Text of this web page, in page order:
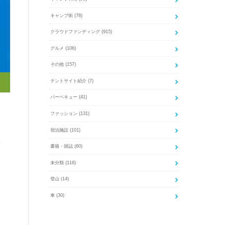
キャンプ術 (78)
クラウドファンディング (915)
グルメ (106)
その他 (157)
テントサイト紹介 (7)
バーベキュー (41)
ファッション (131)
宿泊施設 (101)
書籍・雑誌 (60)
未分類 (116)
登山 (14)
車 (30)